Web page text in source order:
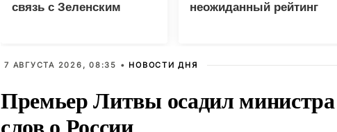
связь с Зеленским
неожиданный рейтинг
7 АВГУСТА 2026, 08:35 • НОВОСТИ ДНЯ
Премьер Литвы осадил